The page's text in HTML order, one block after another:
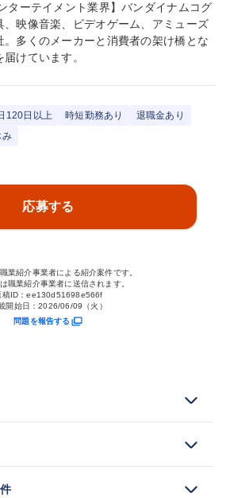
ターテイメント業界】バンダイナムコグ
、映像音楽、ビデオゲーム、アミューズ
。多くのメーカーと消費者の架け橋とな
けています。
120日以上 時短勤務あり
退職金あり
み
応募する
業紹介事業者による紹介案件です。
職業紹介事業者に送信されます。
稿ID：ee130d51698e566f
開始日：2026/06/09（火）
問題を報告する